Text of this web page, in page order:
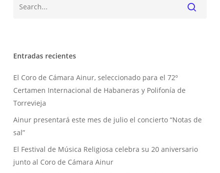
Entradas recientes
El Coro de Cámara Ainur, seleccionado para el 72º
Certamen Internacional de Habaneras y Polifonía de
Torrevieja
Ainur presentará este mes de julio el concierto “Notas de
sal”
El Festival de Música Religiosa celebra su 20 aniversario
junto al Coro de Cámara Ainur